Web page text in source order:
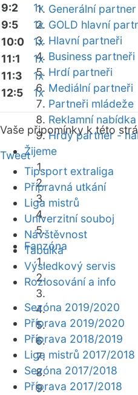
Generální partner
GOLD hlavní
Hlavní partneři
Business partneři
Hrdí partneři
Mediální partneři
Partneři mládeže
Reklamní nabídka
Hrdý partner -
Žijeme
Fanzóna
9:2
1x
9:5
1x
10:0
1x
11:1
1x
11:3
1x
12:5
1x
Vaše připomínky k této
Tweet
Tipsport extraliga
Přípravná utkání
Liga mistrů
Univerzitní souboj
Návštěvnost
Tabulka
Výsledkový servis
Rozlosování a info
Sezóna 2019/2020
Příprava 2019/2020
Příprava 2018/2019
Liga mistrů 2017/2018
Sezóna 2017/2018
Příprava 2017/2018